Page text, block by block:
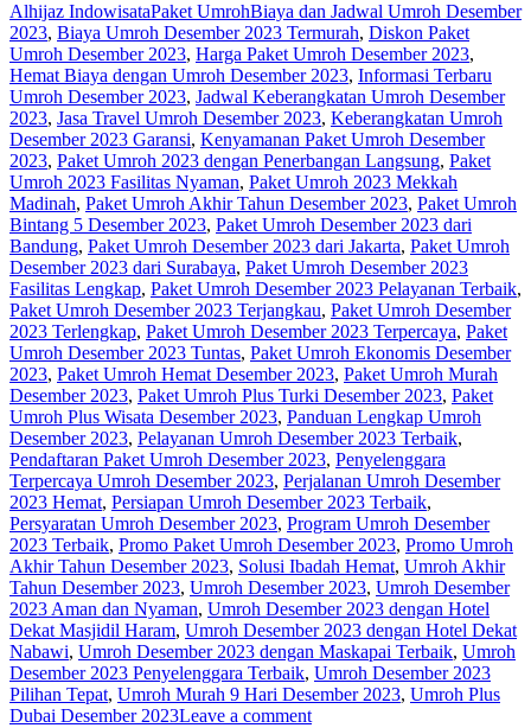
Alhijaz IndowisataPaket UmrohBiaya dan Jadwal Umroh Desember
2023, Biaya Umroh Desember 2023 Termurah, Diskon Paket
Umroh Desember 2023, Harga Paket Umroh Desember 2023,
Hemat Biaya dengan Umroh Desember 2023, Informasi Terbaru
Umroh Desember 2023, Jadwal Keberangkatan Umroh Desember
2023, Jasa Travel Umroh Desember 2023, Keberangkatan Umroh
Desember 2023 Garansi, Kenyamanan Paket Umroh Desember
2023, Paket Umroh 2023 dengan Penerbangan Langsung, Paket
Umroh 2023 Fasilitas Nyaman, Paket Umroh 2023 Mekkah
Madinah, Paket Umroh Akhir Tahun Desember 2023, Paket Umroh
Bintang 5 Desember 2023, Paket Umroh Desember 2023 dari
Bandung, Paket Umroh Desember 2023 dari Jakarta, Paket Umroh
Desember 2023 dari Surabaya, Paket Umroh Desember 2023
Fasilitas Lengkap, Paket Umroh Desember 2023 Pelayanan Terbaik,
Paket Umroh Desember 2023 Terjangkau, Paket Umroh Desember
2023 Terlengkap, Paket Umroh Desember 2023 Terpercaya, Paket
Umroh Desember 2023 Tuntas, Paket Umroh Ekonomis Desember
2023, Paket Umroh Hemat Desember 2023, Paket Umroh Murah
Desember 2023, Paket Umroh Plus Turki Desember 2023, Paket
Umroh Plus Wisata Desember 2023, Panduan Lengkap Umroh
Desember 2023, Pelayanan Umroh Desember 2023 Terbaik,
Pendaftaran Paket Umroh Desember 2023, Penyelenggara
Terpercaya Umroh Desember 2023, Perjalanan Umroh Desember
2023 Hemat, Persiapan Umroh Desember 2023 Terbaik,
Persyaratan Umroh Desember 2023, Program Umroh Desember
2023 Terbaik, Promo Paket Umroh Desember 2023, Promo Umroh
Akhir Tahun Desember 2023, Solusi Ibadah Hemat, Umroh Akhir
Tahun Desember 2023, Umroh Desember 2023, Umroh Desember
2023 Aman dan Nyaman, Umroh Desember 2023 dengan Hotel
Dekat Masjidil Haram, Umroh Desember 2023 dengan Hotel Dekat
Nabawi, Umroh Desember 2023 dengan Maskapai Terbaik, Umroh
Desember 2023 Penyelenggara Terbaik, Umroh Desember 2023
Pilihan Tepat, Umroh Murah 9 Hari Desember 2023, Umroh Plus
Dubai Desember 2023Leave a comment